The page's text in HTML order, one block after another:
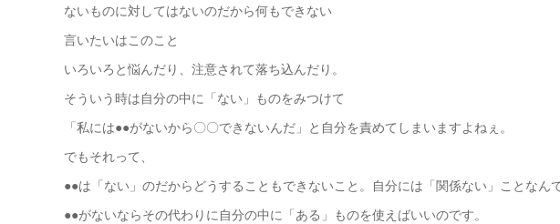
ないものに対してはないのだから何もできない
言いたいはこのこと
いろいろと悩んだり、注意されて落ち込んだり。
そういう時は自分の中に「ない」ものをみつけて
「私には●●がないから〇〇できないんだ」と自分を責めてしまいますよねぇ。
でもそれって、
●●は「ない」のだからどうすることもできないこと。自分には「関係ない」ことなん
●●がないならその代わりに自分の中に「ある」ものを使えばいいのです。